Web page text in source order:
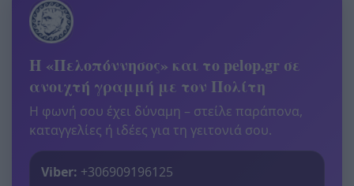
Η «Πελοπόννησος» και το pelop.gr σε
ανοιχτή γραμμή με τον Πολίτη
Η φωνή σου έχει δύναμη – στείλε παράπονα,
καταγγελίες ή ιδέες για τη γειτονιά σου.
Viber: +306909196125